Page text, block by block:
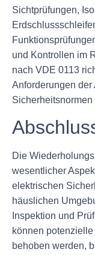
Sichtprüfungen,
und Kontrollen im
nach VDE 0113
Anforderungen
Sicherheitsnormen
Die
wesentlicher
elektrischen
häuslichen
Inspektion und
können
behoben werden,